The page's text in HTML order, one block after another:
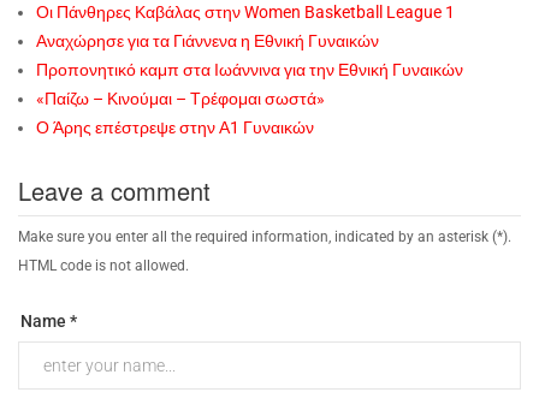
Οι Πάνθηρες Καβάλας στην Women Basketball League 1
Αναχώρησε για τα Γιάννενα η Εθνική Γυναικών
Προπονητικό καμπ στα Ιωάννινα για την Εθνική Γυναικών
«Παίζω – Κινούμαι – Τρέφομαι σωστά»
Ο Άρης επέστρεψε στην Α1 Γυναικών
Leave a comment
Make sure you enter all the required information, indicated by an asterisk (*).
HTML code is not allowed.
Name *